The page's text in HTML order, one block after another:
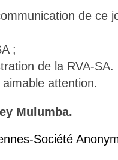
de ce
;
de la RVA-SA.
attention.
Mulumba.
Société